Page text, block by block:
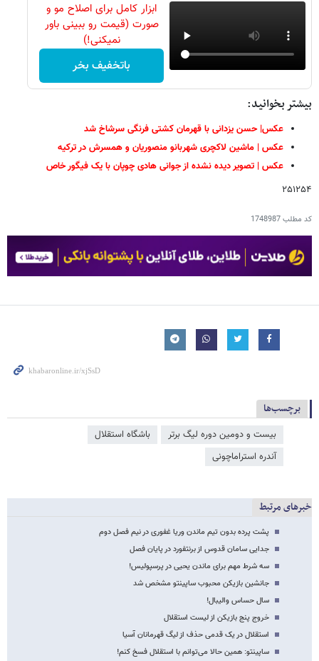
ابزار کامل برای اصلاح مو و
صورت (قیمت رو ببینی باور
نمیکنی!)
باتخفیف بخر
بیشتر بخوانید:
عکس| حسن یزدانی با قهرمان کشتی فرنگی سرشاخ شد
عکس | ماشین لاکچری شهربانو منصوریان و همسرش در ترکیه
عکس | تصویر دیده نشده از جوانی هادی چوپان با یک‌ فیگور خاص
۲۵۱۲۵۴
کد مطلب1748987
برچسب‌ها
بیست و دومین دوره لیگ برتر
باشگاه استقلال
آندره استراماچونی
خبرهای مرتبط
پشت پرده بدون تیم ماندن وریا غفوری در نیم فصل دوم
جدایی سامان قدوس از برنتفورد در پایان فصل
سه شرط مهم برای ماندن یحیی در پرسپولیس!
جانشین بازیکن محبوب ساپینتو مشخص شد
سال حساس والیبال!
خروج پنج بازیکن از لیست استقلال
استقلال در یک قدمی حذف از لیگ قهرمانان آسیا
ساپینتو: همین حالا می‌توانم با استقلال فسخ کنم!